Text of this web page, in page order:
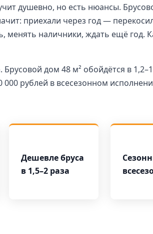
душевно, но есть нюансы.
приехали через год —
менять наличники, ждать ещё год.
дом 48 м² обойдётся в
рублей в всесезонном
Дешевле бруса
в 1,5–2 раза